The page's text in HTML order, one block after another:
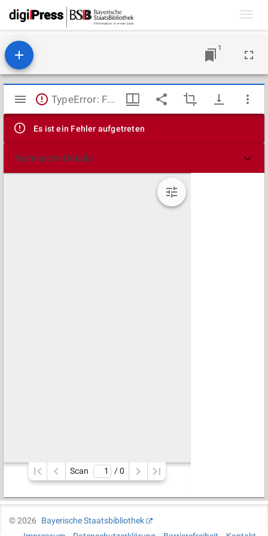
1
Mirador
Viewer
TypeError: Failed to fetch
Es ist ein Fehler aufgetreten
Technische Details
Scan / 0
©2026
Bayerische Staatsbibliothek